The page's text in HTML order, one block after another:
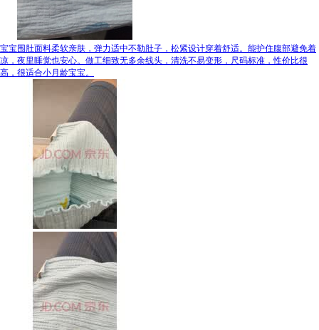
宝宝围肚面料柔软亲肤，弹力适中不勒肚子，松紧设计穿着舒适。能护住腹部避免着
凉，夜里睡觉也安心。做工细致无多余线头，清洗不易变形，尺码标准，性价比很
高，很适合小月龄宝宝。